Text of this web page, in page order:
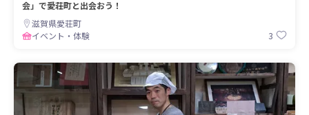
会」で愛荘町と出会おう！
滋賀県愛荘町
イベント・体験
3